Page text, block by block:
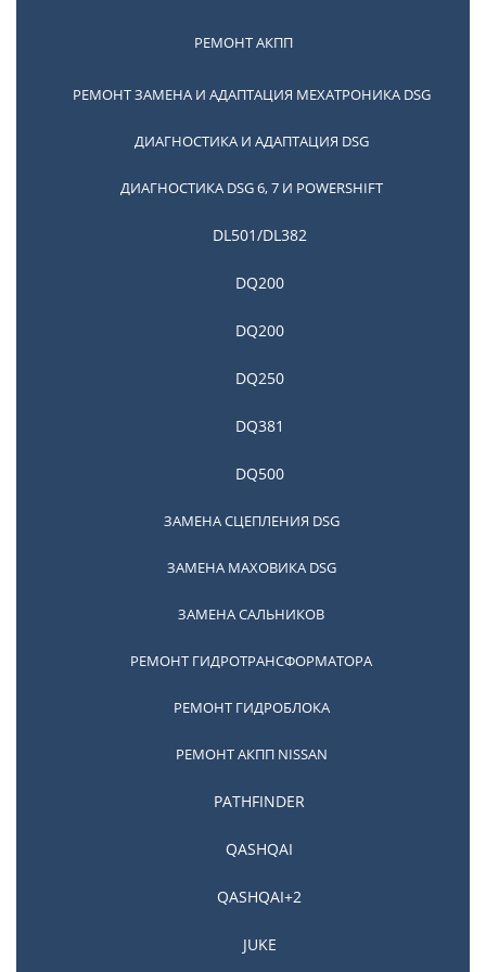
РЕМОНТ АКПП
РЕМОНТ ЗАМЕНА И АДАПТАЦИЯ МЕХАТРОНИКА DSG
ДИАГНОСТИКА И АДАПТАЦИЯ DSG
ДИАГНОСТИКА DSG 6, 7 И POWERSHIFT
DL501/DL382
DQ200
DQ200
DQ250
DQ381
DQ500
ЗАМЕНА СЦЕПЛЕНИЯ DSG
ЗАМЕНА МАХОВИКА DSG
ЗАМЕНА САЛЬНИКОВ
РЕМОНТ ГИДРОТРАНСФОРМАТОРА
РЕМОНТ ГИДРОБЛОКА
РЕМОНТ АКПП NISSAN
PATHFINDER
QASHQAI
QASHQAI+2
JUKE
Ремонт АКПП Nissan
Популярные услуги